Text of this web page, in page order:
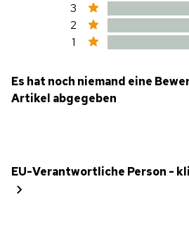
3
2
1
Es hat noch niemand eine
Artikel abgegeben
EU-Verantwortliche Person -